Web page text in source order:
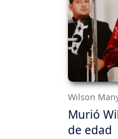
Wilson
Murió
de edad